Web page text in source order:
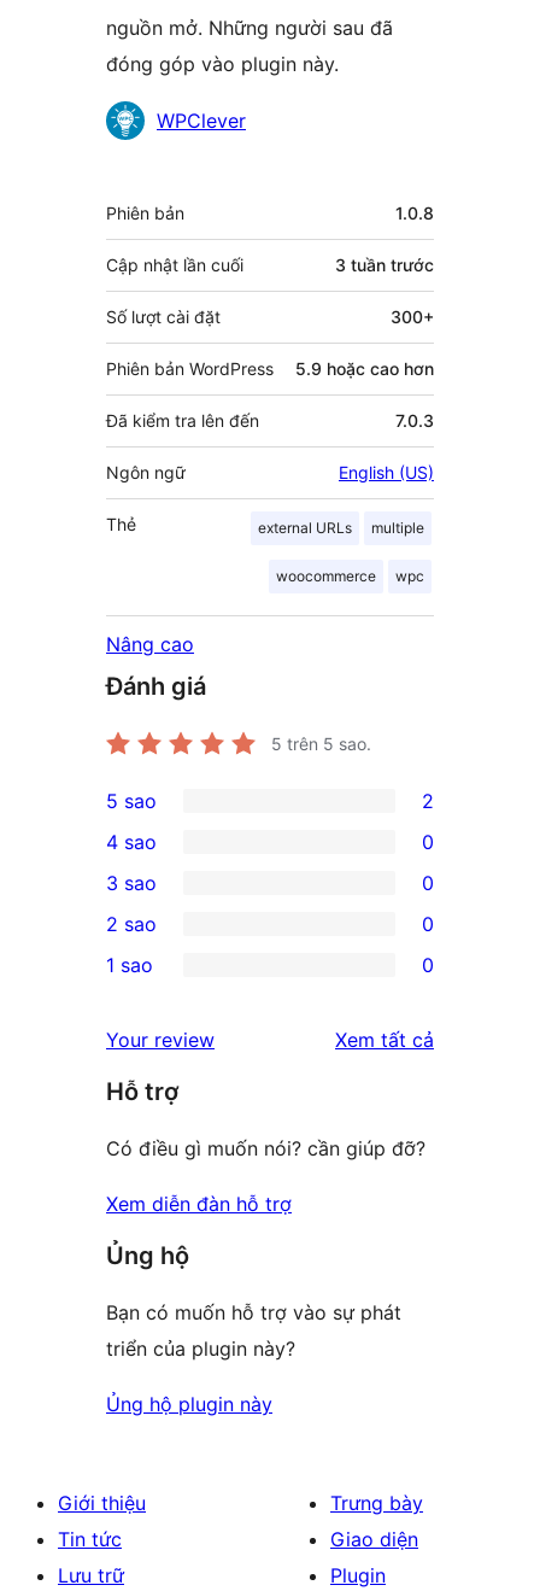
nguồn mở. Những người sau đã
đóng góp vào plugin này.
Những
góp
WPClever
Meta
Phiên bản 1.0.8
Cập nhật lần cuối 3 tuần trước
Số lượt cài đặt 300+
Phiên bản WordPress 5.9 hoặc cao hơn
Đã kiểm tra lên đến 7.0.3
Ngôn ngữ English (US)
Thẻ external URLs multiple
woocommerce wpc
Nâng cao
Đánh giá
5 trên 5 sao.
2
5-
star
reviews
5 sao 2
4-
star
reviews
4 sao 0
0
3-
star
3 sao 0
2-
reviews
2 sao 0
star
reviews
1 sao 0
Your review Xem tất cả
Hỗ trợ
Có điều gì muốn nói? cần giúp đỡ?
Xem diễn đàn hỗ trợ
Ủng hộ
Bạn có muốn hỗ trợ vào sự phát
triển của plugin này?
Ủng hộ plugin này
Giới thiệu
Tin tức
Lưu trữ
Trưng bày
Giao diện
Plugin